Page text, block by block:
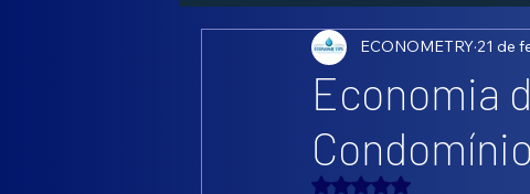
Economia
ECONOMETRY21 de
Avaliado com NaN de 5